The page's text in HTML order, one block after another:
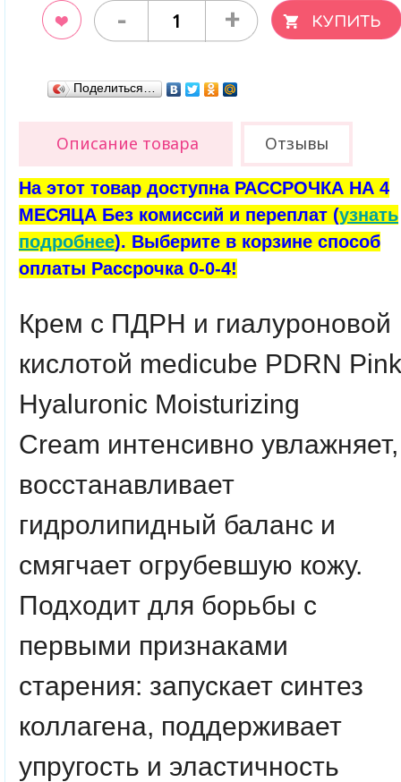
- +
Поделиться…
Описание товара Отзывы
На этот товар доступна РАССРОЧКА НА 4
МЕСЯЦА Без комиссий и переплат (узнать
подробнее). Выберите в корзине способ
оплаты Рассрочка 0-0-4!
Крем с ПДРН и гиалуроновой
кислотой medicube PDRN Pink
Hyaluronic Moisturizing
Cream интенсивно увлажняет,
восстанавливает
гидролипидный баланс и
смягчает огрубевшую кожу.
Подходит для борьбы с
первыми признаками
старения: запускает синтез
коллагена, поддерживает
упругость и эластичность